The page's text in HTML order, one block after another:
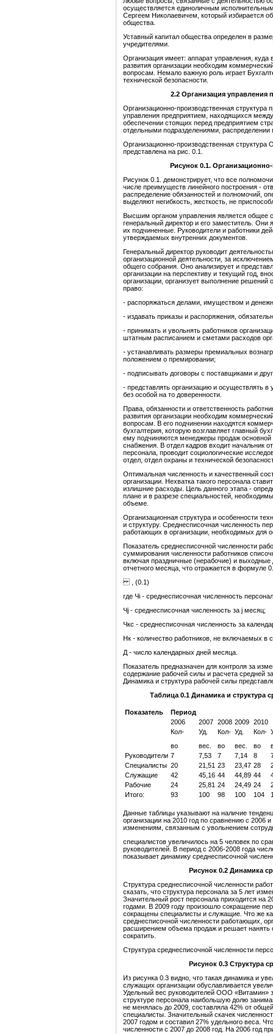
осуществляется единоличным
Сергеем Николаевичем, который избирается
общества.
Уставный капитал общества определен в
учредителями.
Организация имеет: аппарат управления,
развития организации необходим
вопросам. Немало важную роль играет
технической безопасности.
2.2 Организация управления
Организационно-производственная структура
управления предприятием, находящихся
обеспечении стоящих перед предприятием
отдельными подразделениями,
Организационно-производственная
представлена на рис. 0.1.
Рисунок 0.1.
Рисунок 0.1. демонстрирует, что все
числе преимуществ линейного построения -
распределение обязанностей и полномочий,
выделяют негибкость, жесткость, не
Высшим органом управления является общее
генеральный директор и его заместитель.
их подчиненные. Руководители и работники
утверждаемых внутренних документов.
Генеральный директор руководит
организационной деятельности, за
общего собрания. Оно анализирует и
организации на перспективу и текущий год,
организации, организует выполнение
право:
- распоряжаться делами, имуществом и
- издавать приказы и распоряжения,
- принимать и увольнять работников
штатным расписанием и сметами расходов
- устанавливать размеры премиальных
положением о премировании;
- подписывать договоры с поставщиками и
- представлять организацию и осуществлять
без особой на то доверенности.
Права, обязанности и ответственность
развития организации необходим
вопросам. В его подчинении находятся
бухгалтерия, которую возглавляет главный
ему подчиняются менеджеры продаж
снабжения. В отдел кадров входит начальник
персонала, проводит социологические
отдел, отдел охраны и технической
Оптимальная численность и качественный
организации. Нехватка такого персонала
излишние расходы. Цель данного этапа -
плане и в разрезе специальностей,
объеме.
Организационная структура и особенности
и структуру. Среднесписочная численность
работающих в организации, необходимых для
Показатель среднесписочной численности
суммирования численности работников
включая праздничные (нерабочие) и
отчетного месяца, что отражается в формуле
, (0.1)
где Чi - среднесписочная численность
Чj - среднесписочная численность за j месяц;
Чкс - среднесписочная численность за
Нк - количество работников, не включаемых в
Д - число календарных дней месяца.
Показатель предназначен для контроля за
содержание рабочей силы и расчета средней
Динамика и структура рабочей силы
Таблица 0.1 Динамика и структура
Показатель
Период
2006
2007 2008 2009 2010
Кол-
во
Уд.
вес.
Кол-
во
Уд.
вес.
Кол-
во
Руководители 7 7,53 7 7,14 8
Специалисты 20 21,51 23 23,47 28
Служащие
42 45,16 44 44,89 44
Рабочие
24 25,81 24 24,49 24
Итого:
93 100 98 100 104
Данные таблицы указывают на наличие
организации на 2010 год по сравнению с 2006
изменениям, связанным с увольнением
специалистов увеличилось на 5 человек по
руководителей. В период с 2006-2008 года
показывает динамику среднесписочной
Рисунок 0.2 Динамика
Структура среднесписочной численности
сказать, что структура персонала за 5 лет
Значительный рост персонала приходится на
годами. В 2009 году произошло сокращение
сокращены специалисты и служащие. Что же
среднесписочной численности работающих,
расширением объема продаж и решает
сократить.
Структура среднесписочной численности
Рисунок 0.3 Структура
Из рисунка 0.3 видно, что такая динамика и
служащих организации обуславливается
Удельный вес руководителей ООО «Витамин»
структуре персонала наибольшую долю
не менялась до 2009, составляла 42% от
специалисты. Значительный скачек
2007 годом и составил 27% удельного веса.
численности с 2007 до 2008 год. На 2006 год